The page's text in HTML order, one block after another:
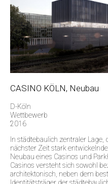
CASINO KÖLN, Neubau
D-Köln
Wettbewerb
2016
In städtebaulich zentraler
nächster Zeit stark
Neubau eines Casinos und
Casinos versteht sich sowohl
architektonisch, neben dem
Identitätsträger der